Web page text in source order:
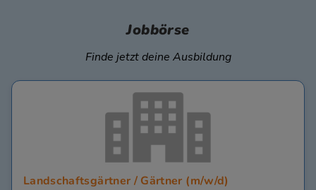
Jobbörse
Finde jetzt deine Ausbildung
Landschaftsgärtner / Gärtner (m/w/d)